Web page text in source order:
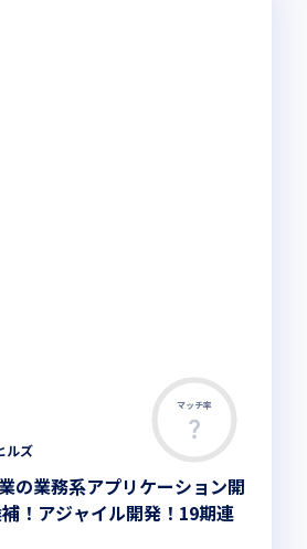
マッチ率
ルズ
の業務系アプリケーション開
！アジャイル開発！19期連